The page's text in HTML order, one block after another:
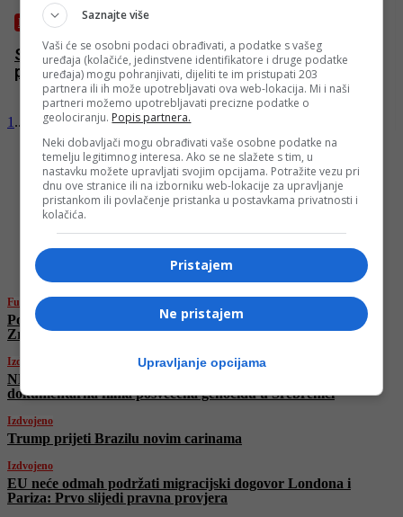
KULTURA
SFF predstavio članove žirija takmičarskog
programa
1 ... 6364Stranica 64 of 64
najnovije
Fudbal
Poznat raspored 1. kola WWin lige BiH: Derbi između
Zrinjskog i Sarajeva zatvara uvodno kolo
Izdvojeno
NE PROPUSTITE: Na FACE TV večeras gledajte tri
dokumentarna filma posvećena genocidu u Srebrenici
Izdvojeno
Trump prijeti Brazilu novim carinama
Izdvojeno
EU neće odmah podržati migracijski dogovor Londona i
Pariza: Prvo slijedi pravna provjera
Saznajte više
Vaši će se osobni podaci obrađivati, a podatke s vašeg
uređaja (kolačiće, jedinstvene identifikatore i druge podatke
uređaja) mogu pohranjivati, dijeliti te im pristupati 203
partnera ili ih može upotrebljavati ova web-lokacija. Mi i naši
partneri možemo upotrebljavati precizne podatke o
geolociranju. Popis partnera.
Neki dobavljači mogu obrađivati vaše osobne podatke na
temelju legitimnog interesa. Ako se ne slažete s tim, u
nastavku možete upravljati svojim opcijama. Potražite vezu pri
dnu ove stranice ili na izborniku web-lokacije za upravljanje
pristankom ili povlačenje pristanka u postavkama privatnosti i
kolačića.
Pristajem
Ne pristajem
Upravljanje opcijama